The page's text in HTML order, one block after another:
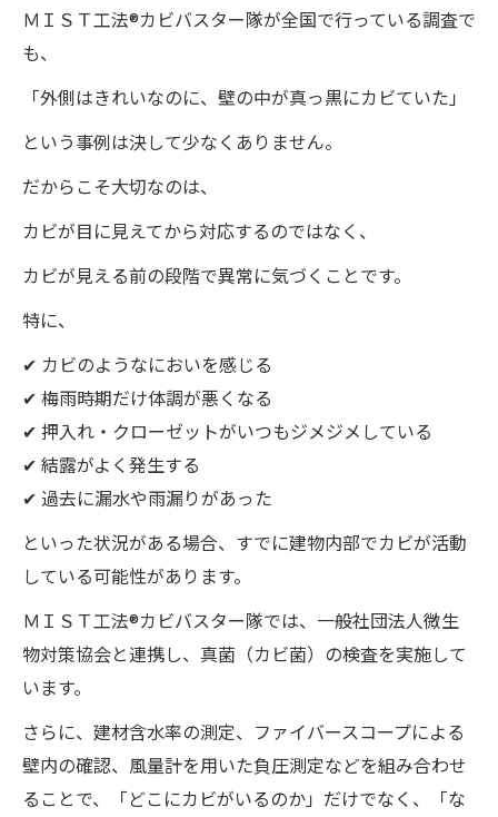
ＭＩＳＴ工法®カビバスター隊が全国で行っている調査で
も、
「外側はきれいなのに、壁の中が真っ黒にカビていた」
という事例は決して少なくありません。
だからこそ大切なのは、
カビが目に見えてから対応するのではなく、
カビが見える前の段階で異常に気づくことです。
特に、
✔ カビのようなにおいを感じる
✔ 梅雨時期だけ体調が悪くなる
✔ 押入れ・クローゼットがいつもジメジメしている
✔ 結露がよく発生する
✔ 過去に漏水や雨漏りがあった
といった状況がある場合、すでに建物内部でカビが活動
している可能性があります。
ＭＩＳＴ工法®カビバスター隊では、一般社団法人微生
物対策協会と連携し、真菌（カビ菌）の検査を実施して
います。
さらに、建材含水率の測定、ファイバースコープによる
壁内の確認、風量計を用いた負圧測定などを組み合わせ
ることで、「どこにカビがいるのか」だけでなく、「な